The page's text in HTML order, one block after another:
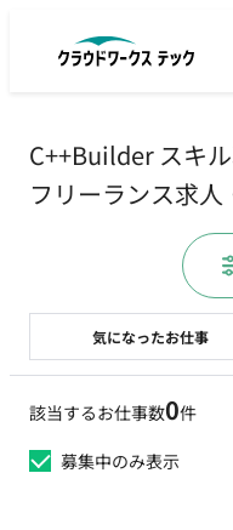
C++Builder スキ
フリーランス求人
該当するお仕事数0件
募集中のみ表示
気になったお仕事